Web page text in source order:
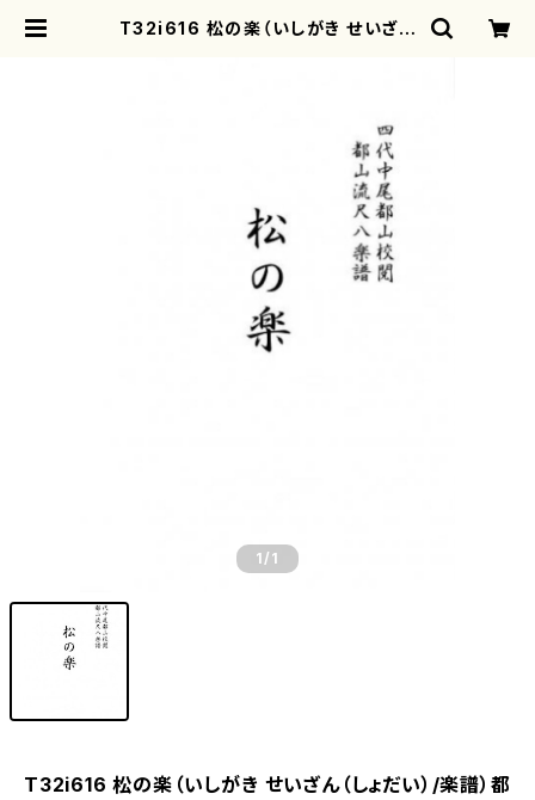
T32i616 松の楽（いしがき せいざん
1 /1
T32i616 松の楽（いしがき せいざん（しょだい）/楽譜）都